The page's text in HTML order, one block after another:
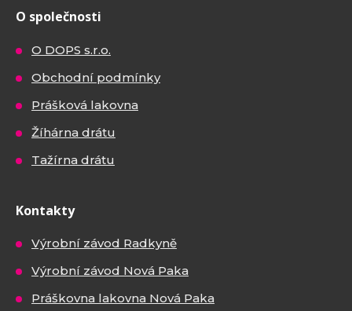
O společnosti
O DOPS s.r.o.
Obchodní podmínky
Prášková lakovna
Žíhárna drátu
Tažírna drátu
Kontakty
Výrobní závod Radkyně
Výrobní závod Nová Paka
Práškovna lakovna Nová Paka